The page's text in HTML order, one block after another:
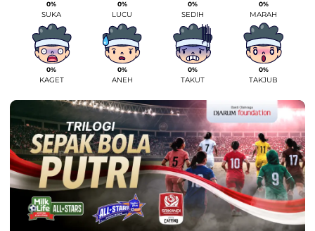
0%
SUKA
0%
LUCU
0%
SEDIH
0%
MARAH
0%
KAGET
0%
ANEH
0%
TAKUT
0%
TAKJUB